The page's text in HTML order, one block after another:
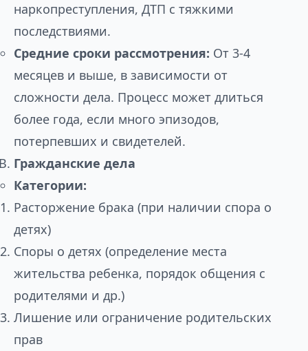
наркопреступления, ДТП с тяжкими
последствиями.
Средние сроки рассмотрения: От 3-4
месяцев и выше, в зависимости от
сложности дела. Процесс может длиться
более года, если много эпизодов,
потерпевших и свидетелей.
Гражданские дела
Категории:
Расторжение брака (при наличии спора о
детях)
Споры о детях (определение места
жительства ребенка, порядок общения с
родителями и др.)
Лишение или ограничение родительских
прав